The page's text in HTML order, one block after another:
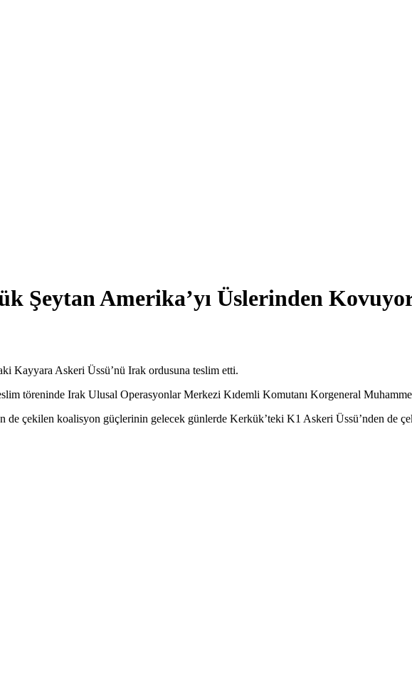
Şeytan Amerika’yı Üslerinden
Kayyara Askeri Üssü’nü Irak ordusuna teslim etti.
töreninde Irak Ulusal Operasyonlar Merkezi Kıdemli Komutanı Korgeneral
de çekilen koalisyon güçlerinin gelecek günlerde Kerkük’teki K1 Askeri Üssü’nden de